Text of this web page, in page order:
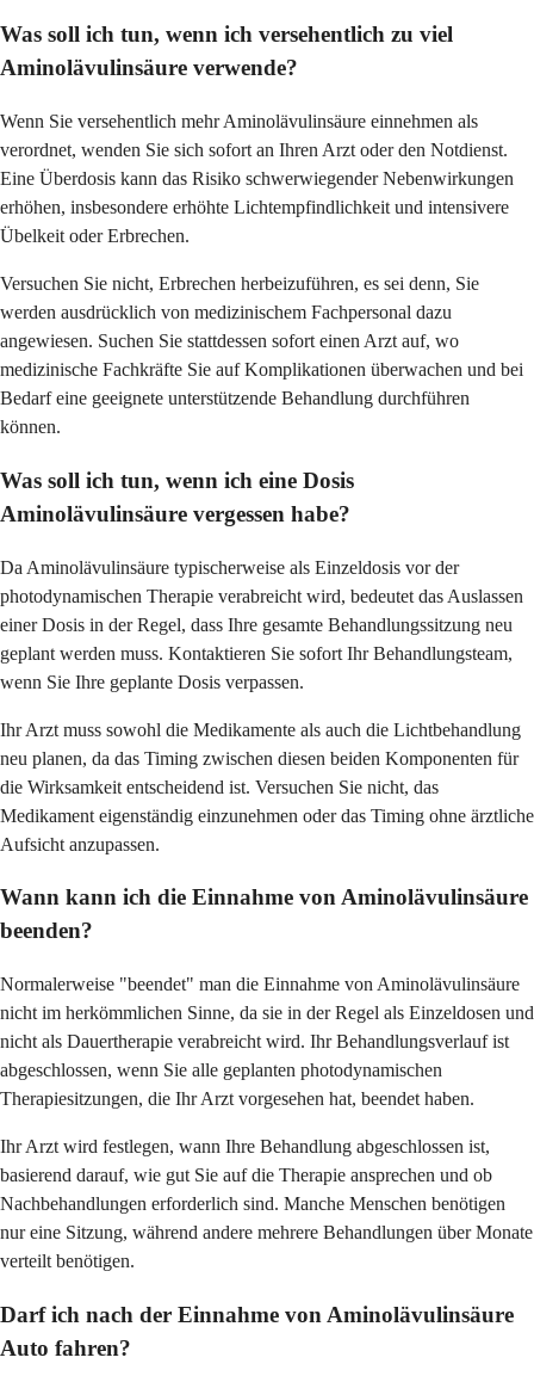
Was soll ich tun, wenn ich versehentlich zu viel
Aminolävulinsäure verwende?
Wenn Sie versehentlich mehr Aminolävulinsäure einnehmen als
verordnet, wenden Sie sich sofort an Ihren Arzt oder den Notdienst.
Eine Überdosis kann das Risiko schwerwiegender Nebenwirkungen
erhöhen, insbesondere erhöhte Lichtempfindlichkeit und intensivere
Übelkeit oder Erbrechen.
Versuchen Sie nicht, Erbrechen herbeizuführen, es sei denn, Sie
werden ausdrücklich von medizinischem Fachpersonal dazu
angewiesen. Suchen Sie stattdessen sofort einen Arzt auf, wo
medizinische Fachkräfte Sie auf Komplikationen überwachen und bei
Bedarf eine geeignete unterstützende Behandlung durchführen
können.
Was soll ich tun, wenn ich eine Dosis
Aminolävulinsäure vergessen habe?
Da Aminolävulinsäure typischerweise als Einzeldosis vor der
photodynamischen Therapie verabreicht wird, bedeutet das Auslassen
einer Dosis in der Regel, dass Ihre gesamte Behandlungssitzung neu
geplant werden muss. Kontaktieren Sie sofort Ihr Behandlungsteam,
wenn Sie Ihre geplante Dosis verpassen.
Ihr Arzt muss sowohl die Medikamente als auch die Lichtbehandlung
neu planen, da das Timing zwischen diesen beiden Komponenten für
die Wirksamkeit entscheidend ist. Versuchen Sie nicht, das
Medikament eigenständig einzunehmen oder das Timing ohne ärztliche
Aufsicht anzupassen.
Wann kann ich die Einnahme von Aminolävulinsäure
beenden?
Normalerweise "beendet" man die Einnahme von Aminolävulinsäure
nicht im herkömmlichen Sinne, da sie in der Regel als Einzeldosen und
nicht als Dauertherapie verabreicht wird. Ihr Behandlungsverlauf ist
abgeschlossen, wenn Sie alle geplanten photodynamischen
Therapiesitzungen, die Ihr Arzt vorgesehen hat, beendet haben.
Ihr Arzt wird festlegen, wann Ihre Behandlung abgeschlossen ist,
basierend darauf, wie gut Sie auf die Therapie ansprechen und ob
Nachbehandlungen erforderlich sind. Manche Menschen benötigen
nur eine Sitzung, während andere mehrere Behandlungen über Monate
verteilt benötigen.
Darf ich nach der Einnahme von Aminolävulinsäure
Auto fahren?